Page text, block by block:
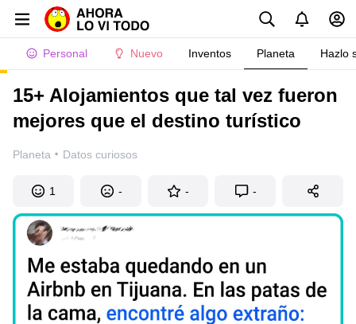
Personal Nuevo Inventos Planeta Hazlo
15+ Alojamientos que tal vez fueron
mejores que el destino turístico
Planeta · Datos curiosos
1 - - -